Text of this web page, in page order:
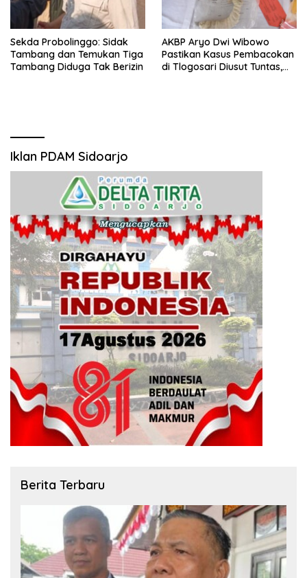
Sekda Probolinggo: Sidak
Tambang dan Temukan Tiga
Tambang Diduga Tak Berizin
AKBP Aryo Dwi Wibowo
Pastikan Kasus Pembacokan
di Tlogosari Diusut Tuntas,
Iklan PDAM Sidoarjo
Berita Terbaru